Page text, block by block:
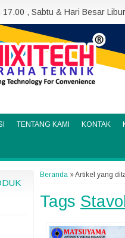
, Sabtu & Hari Besar Libur
TENTANG KAMI KONTAK
Beranda »Artikel yang
Tags